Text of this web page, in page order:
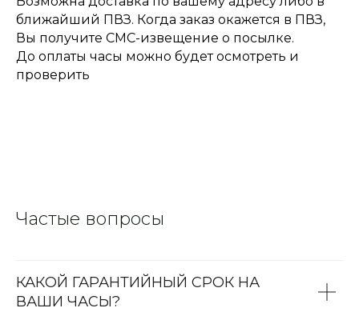
ближайший ПВЗ. Когда заказ окажется в ПВЗ,
Вы получите СМС-извещение о посылке.
До оплаты часы можно будет осмотреть и
проверить
Частые вопросы
КАКОЙ ГАРАНТИЙНЫЙ СРОК НА
ВАШИ ЧАСЫ?